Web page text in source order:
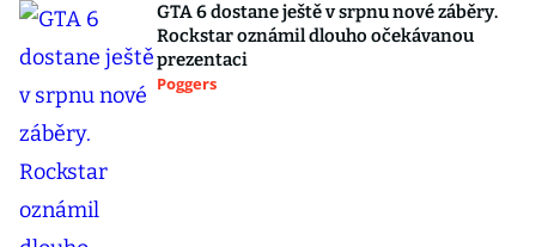
GTA 6 dostane ještě v srpnu nové záběry.
Rockstar oznámil dlouho očekávanou
prezentaci
Poggers